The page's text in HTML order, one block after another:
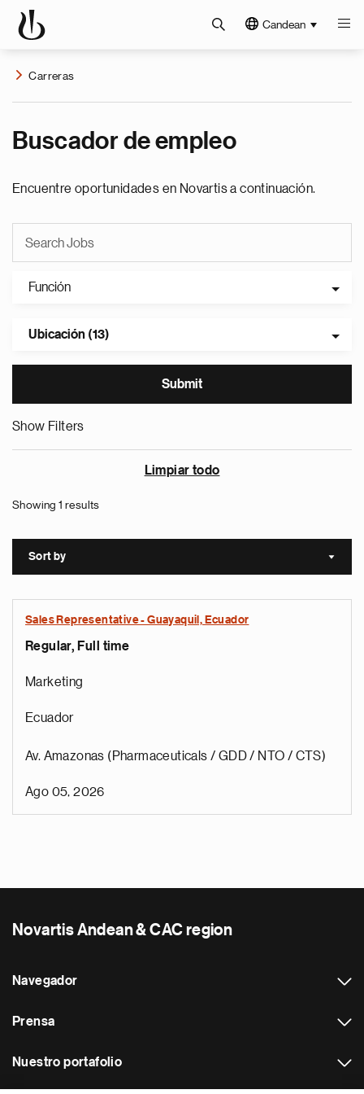
Candean
Carreras
Buscador de empleo
Encuentre oportunidades en Novartis a continuación.
Función
Ubicación (13)
Show Filters
Limpiar todo
Showing 1 results
Sort by Sort
Sales Representative - Guayaquil, Ecuador
Regular, Full time
Marketing
Ecuador
Av. Amazonas (Pharmaceuticals / GDD / NTO / CTS)
Ago 05, 2026
Novartis Andean & CAC region
Navegador
Prensa
Nuestro portafolio